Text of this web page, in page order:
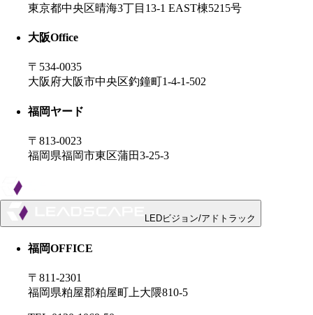
東京都中央区晴海3丁目13-1 EAST棟5215号
大阪Office
〒534-0035
大阪府大阪市中央区釣鐘町1-4-1-502
福岡ヤード
〒813-0023
福岡県福岡市東区蒲田3-25-3
LEDビジョン/アドトラック
福岡OFFICE
〒811-2301
福岡県粕屋郡粕屋町上大隈810-5